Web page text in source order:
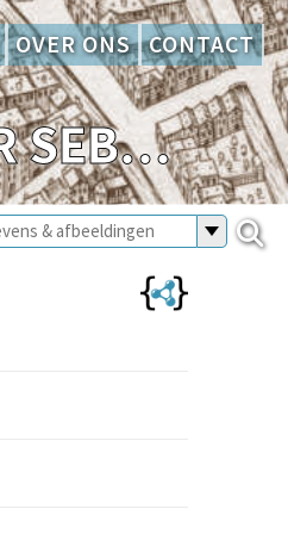
OVER ONS CONTACT
VERPONDING 107 (OOSTHAVEN),1772,MR. MELCHIOR SEBASTIAAN VAN DEN KERCKHOVEN